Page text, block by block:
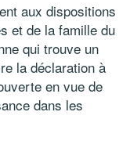
aux dispositions
et de la famille du
qui trouve un
la déclaration à
en vue de
dans les